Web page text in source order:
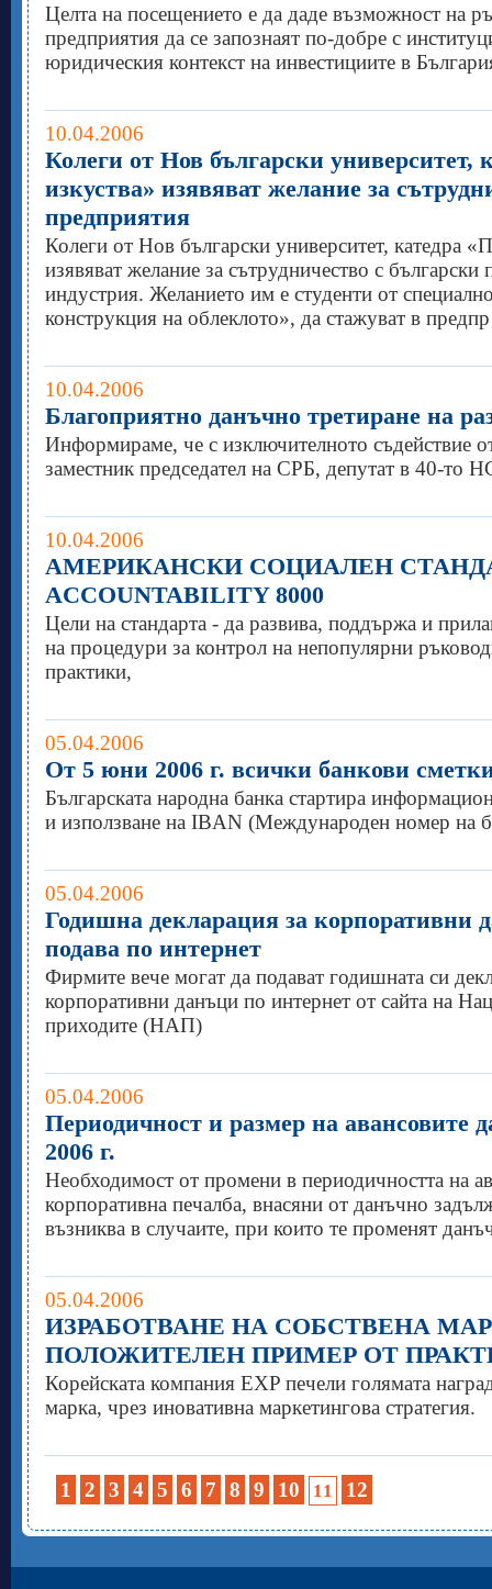
Целта на посещението е да даде възможност на
предприятия да се запознаят по-добре с
юридическия контекст на инвестициите в
10.04.2006
Колеги от Нов български университет,
изкуства» изявяват желание за
предприятия
Колеги от Нов български университет, катедра
изявяват желание за сътрудничество с
индустрия. Желанието им е студенти от
конструкция на облеклото», да стажуват в предпр
10.04.2006
Благоприятно данъчно третиране на
Информираме, че с изключителното съдействие
заместник председател на СРБ, депутат в 40-то
10.04.2006
АМЕРИКАНСКИ СОЦИАЛЕН
ACCOUNTABILITY 8000
Цели на стандарта - да развива, поддържа и
на процедури за контрол на непопулярни
практики,
05.04.2006
От 5 юни 2006 г. всички банкови
Българската народна банка стартира
и използване на IBAN (Международен номер на
05.04.2006
Годишна декларация за корпоративни
подава по интернет
Фирмите вече могат да подават годишната си
корпоративни данъци по интернет от сайта на
приходите (НАП)
05.04.2006
Периодичност и размер на авансовите
2006 г.
Необходимост от промени в периодичността на
корпоративна печалба, внасяни от данъчно
възниква в случаите, при които те променят
05.04.2006
ИЗРАБОТВАНЕ НА СОБСТВЕНА
ПОЛОЖИТЕЛЕН ПРИМЕР ОТ
Корейската компания EXP печели голямата
марка, чрез иновативна маркетингова стратегия.
1 2 3 4 5 6 7 8 9 10 11 12